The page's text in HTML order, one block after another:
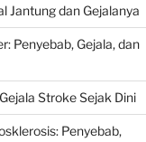
Jantung dan Gejalanya
Penyebab, Gejala, dan
Stroke Sejak Dini
Penyebab,